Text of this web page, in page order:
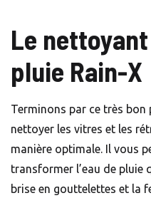
Le
pluie Rain-X
Terminons par ce très
nettoyer les vitres et les
manière optimale. Il vous
transformer l’eau de pluie
brise en gouttelettes et la